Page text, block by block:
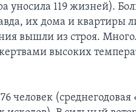
уносила 119 жизней).
их дома и квартиры
вышли из строя.
высоких
человек (среднегодовая